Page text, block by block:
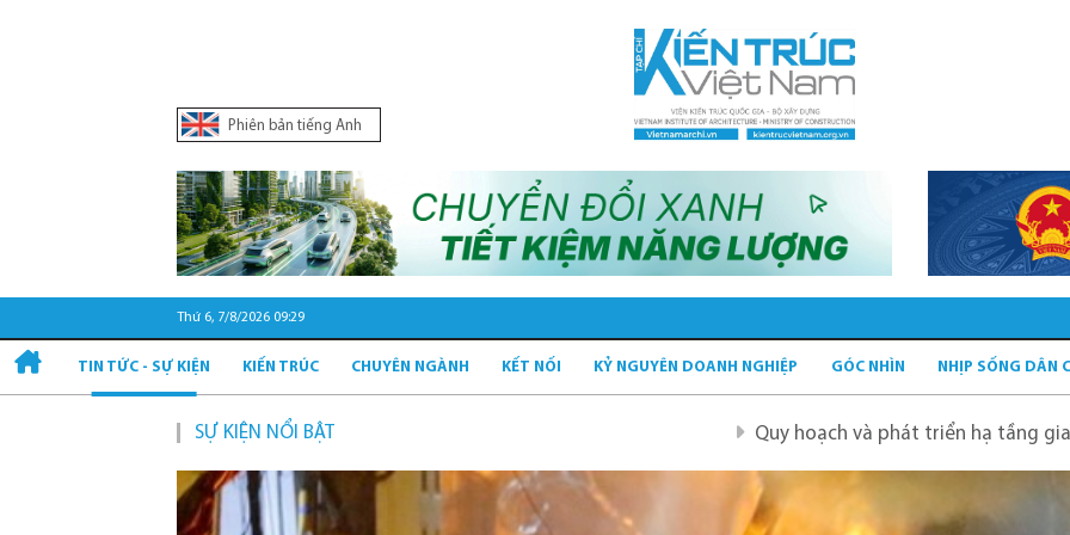
Phiên bản tiếng Anh
Thứ 6, 7/8/2026 09:29
TIN TỨC - SỰ KIỆN KIẾN TRÚC CHUYÊN NGÀNH KẾT NỐI KỶ NGUYÊN DOANH NGHIỆP GÓC NHÌN NHỊP SỐNG DÂN
SỰ KIỆN NỔI BẬT Quy hoạch và phát triển hạ tầng giao thông tĩnh